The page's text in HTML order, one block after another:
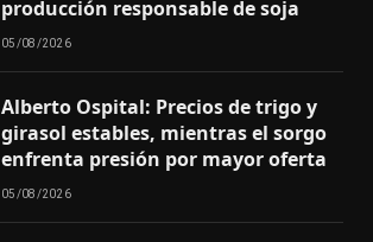
producción responsable de soja
05/08/2026
Alberto Ospital: Precios de trigo y
girasol estables, mientras el sorgo
enfrenta presión por mayor oferta
05/08/2026